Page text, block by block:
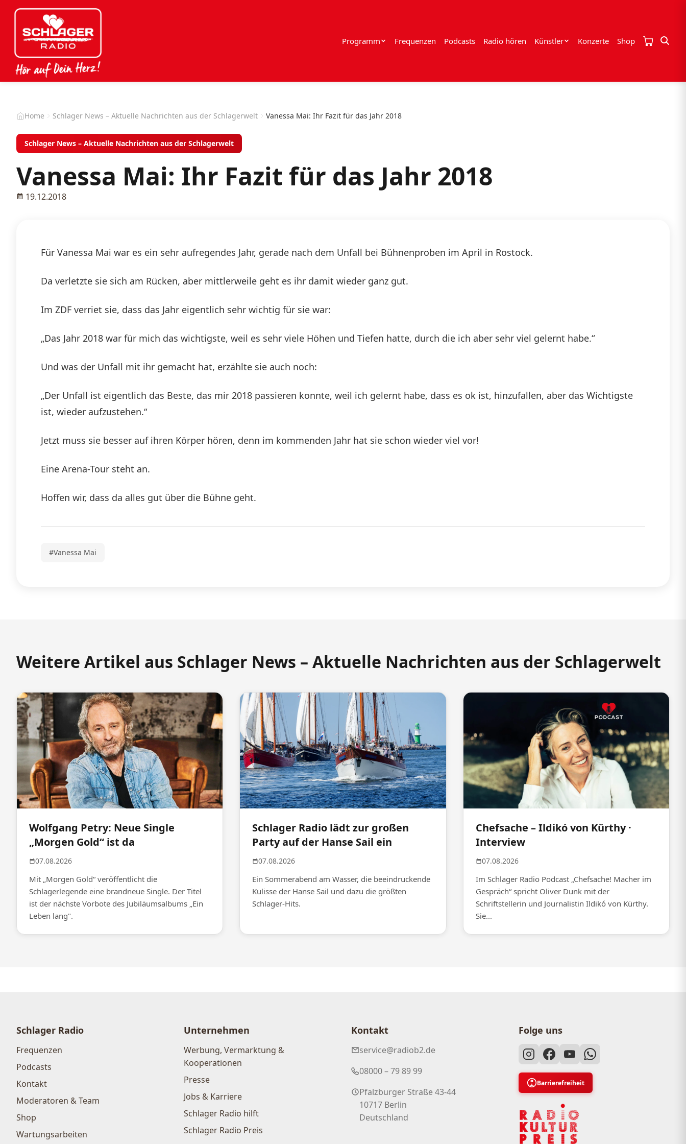
Programm Frequenzen Podcasts Radio hören Künstler Konzerte Shop
Home Schlager News – Aktuelle Nachrichten aus der Schlagerwelt Vanessa Mai: Ihr Fazit für das Jahr 2018
Schlager News – Aktuelle Nachrichten aus der Schlagerwelt
Vanessa Mai: Ihr Fazit für das Jahr 2018
19.12.2018
Für Vanessa Mai war es ein sehr aufregendes Jahr, gerade nach dem Unfall bei Bühnenproben im April in Rostock.
Da verletzte sie sich am Rücken, aber mittlerweile geht es ihr damit wieder ganz gut.
Im ZDF verriet sie, dass das Jahr eigentlich sehr wichtig für sie war:
„Das Jahr 2018 war für mich das wichtigste, weil es sehr viele Höhen und Tiefen hatte, durch die ich aber sehr viel gelernt habe.“
Und was der Unfall mit ihr gemacht hat, erzählte sie auch noch:
„Der Unfall ist eigentlich das Beste, das mir 2018 passieren konnte, weil ich gelernt habe, dass es ok ist, hinzufallen, aber das Wichtigste
ist, wieder aufzustehen.“
Jetzt muss sie besser auf ihren Körper hören, denn im kommenden Jahr hat sie schon wieder viel vor!
Eine Arena-Tour steht an.
Hoffen wir, dass da alles gut über die Bühne geht.
#Vanessa Mai
Weitere Artikel aus Schlager News – Aktuelle Nachrichten aus der Schlagerwelt
Wolfgang Petry: Neue Single
„Morgen Gold“ ist da
07.08.2026
Mit „Morgen Gold“ veröffentlicht die
Schlagerlegende eine brandneue Single. Der Titel
ist der nächste Vorbote des Jubiläumsalbums „Ein
Leben lang".
Schlager Radio lädt zur großen
Party auf der Hanse Sail ein
07.08.2026
Ein Sommerabend am Wasser, die beeindruckende
Kulisse der Hanse Sail und dazu die größten
Schlager-Hits.
Chefsache – Ildikó von Kürthy ·
Interview
07.08.2026
Im Schlager Radio Podcast „Chefsache! Macher im
Gespräch“ spricht Oliver Dunk mit der
Schriftstellerin und Journalistin Ildikó von Kürthy.
Sie...
Schlager Radio
Frequenzen
Podcasts
Kontakt
Moderatoren & Team
Shop
Wartungsarbeiten
Unternehmen
Werbung, Vermarktung &
Kooperationen
Presse
Jobs & Karriere
Schlager Radio hilft
Schlager Radio Preis
Kontakt
service@radiob2.de
08000 – 79 89 99
Pfalzburger Straße 43-44
10717 Berlin
Deutschland
Folge uns
Barrierefreiheit